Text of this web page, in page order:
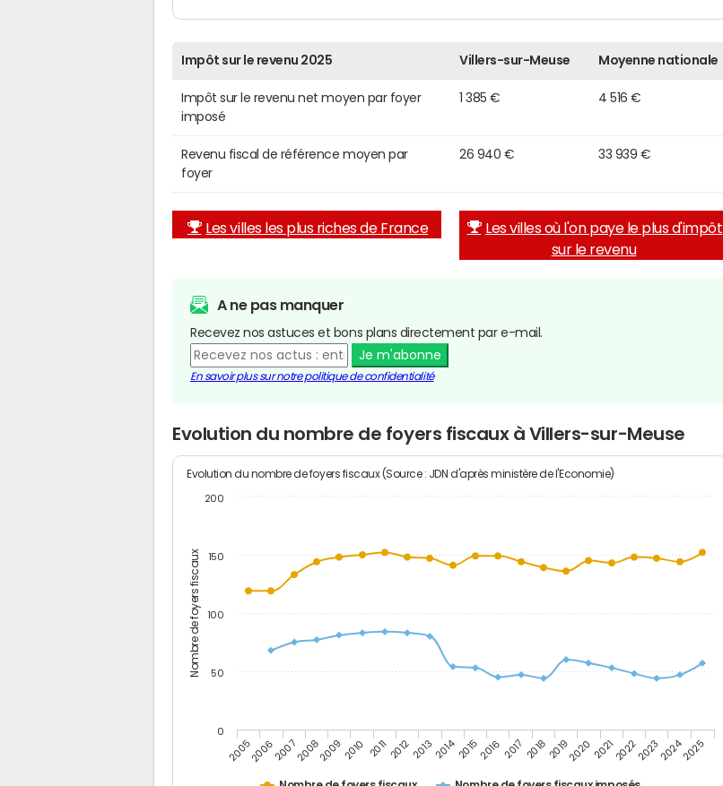
Impôt sur le revenu 2025 Villers-sur-Meuse Moyenne nationale
Impôt sur le revenu net moyen par foyer
imposé
1 385 € 4 516 €
Revenu fiscal de référence moyen par
foyer
26 940 € 33 939 €
Les villes les plus riches de France
Les villes où l'on paye le plus d'impôt
sur le revenu
A ne pas manquer
Recevez nos astuces et bons plans directement par e-mail.
Je m'abonne
En savoir plus sur notre politique de confidentialité
Evolution du nombre de foyers fiscaux à Villers-sur-Meuse
Nombre de foyers fiscaux
Evolution du nombre de foyers fiscaux (Source : JDN d'après ministère de l'Economie)
200520062007200820092010 201120122013201420152016 2017 20182019202020212022202320242025
0
50
100
150
200